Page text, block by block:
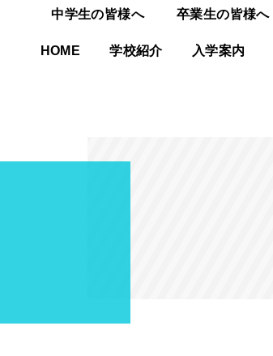
中学生の皆様へ 卒業生の皆様へ
HOME 学校紹介 入学案内